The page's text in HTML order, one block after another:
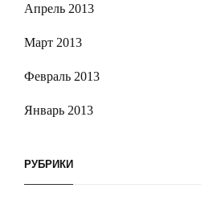
Апрель 2013
Март 2013
Февраль 2013
Январь 2013
РУБРИКИ